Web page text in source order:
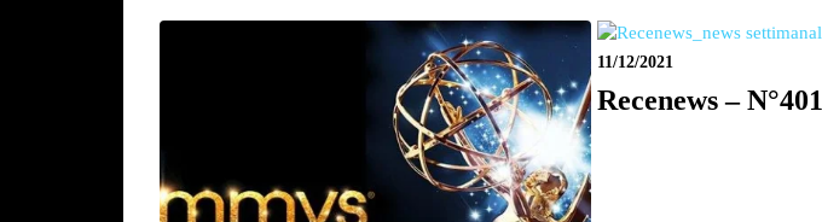
11/12/2021
Recenews – N°401